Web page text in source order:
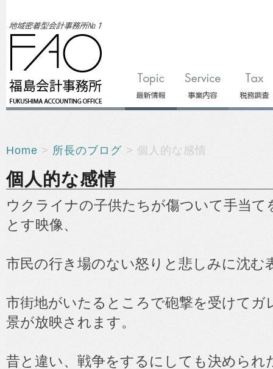
Home > 所長のブログ > 個人的な感情
個人的な感情
ウクライナの子供たちが傷ついて手当て
とす映像、
市民の行き場のない怒りと悲しみに沈む
市街地がいたるところで砲撃を受けてガ
景が放映されます。
昔と違い、戦争をするにしても決められ